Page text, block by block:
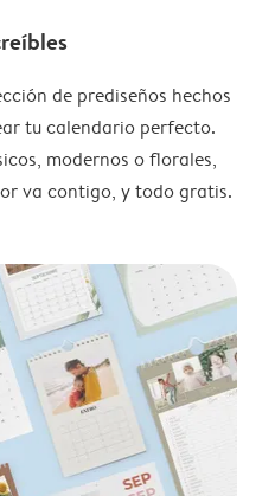
de prediseños hechos
tu calendario perfecto.
modernos o florales,
va contigo, y todo gratis.